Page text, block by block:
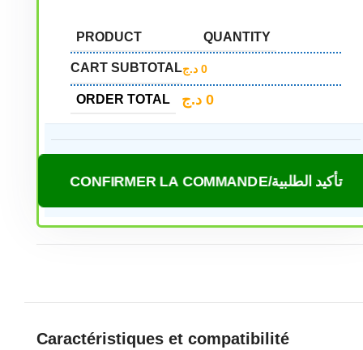
PRODUCT QUANTITY
CART SUBTOTAL 0 د.ج
ORDER TOTAL 0 د.ج
CONFIRMER LA COMMANDE/تأكيد الطلبية
Caractéristiques et compatibilité